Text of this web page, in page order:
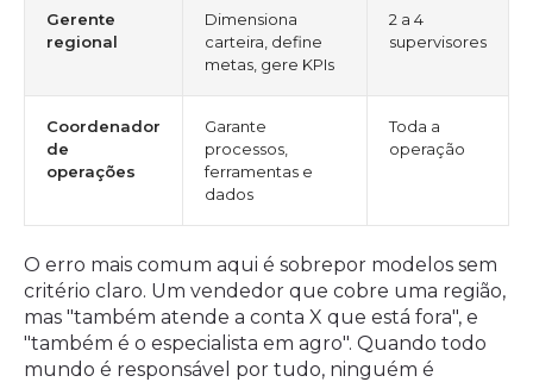
Gerente
regional
Dimensiona
carteira, define
metas, gere KPIs
2 a 4
supervisores
Coordenador
de
operações
Garante
processos,
ferramentas e
dados
Toda a
operação
O erro mais comum aqui é sobrepor modelos sem
critério claro. Um vendedor que cobre uma região,
mas "também atende a conta X que está fora", e
"também é o especialista em agro". Quando todo
mundo é responsável por tudo, ninguém é